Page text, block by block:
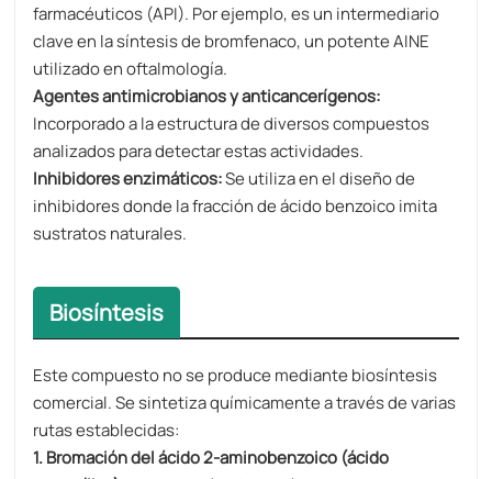
farmacéuticos (API). Por ejemplo, es un intermediario
clave en la síntesis de bromfenaco, un potente AINE
utilizado en oftalmología.
Agentes antimicrobianos y anticancerígenos:
Incorporado a la estructura de diversos compuestos
analizados para detectar estas actividades.
Inhibidores enzimáticos:Se utiliza en el diseño de
inhibidores donde la fracción de ácido benzoico imita
sustratos naturales.
Biosíntesis
Este compuesto no se produce mediante biosíntesis
comercial. Se sintetiza químicamente a través de varias
rutas establecidas:
1. Bromación del ácido 2-aminobenzoico (ácido